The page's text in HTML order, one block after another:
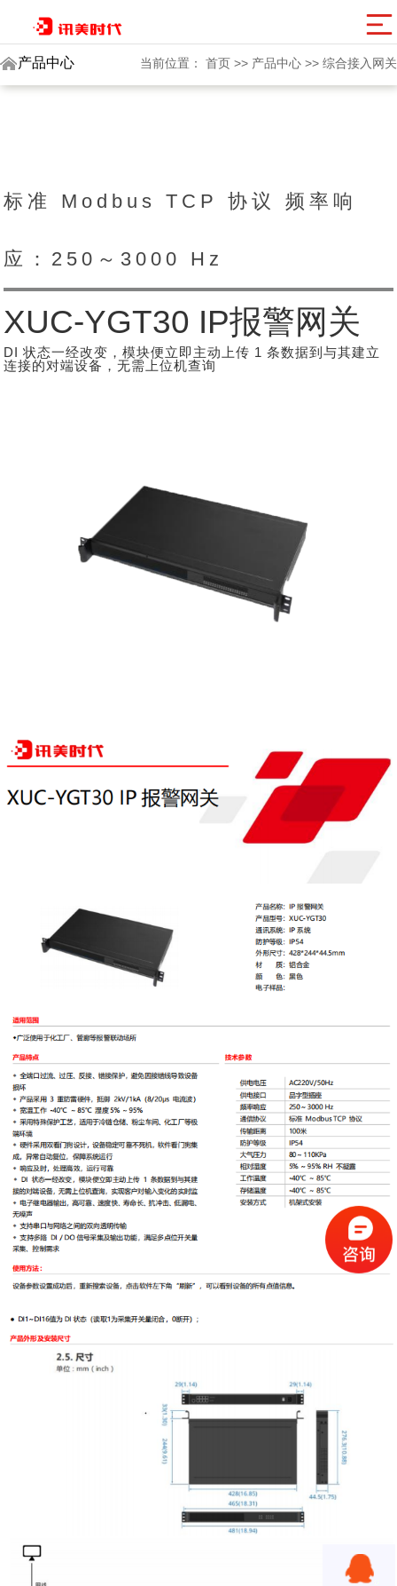
讯美网群
当前位置： 首页 >> 产品中心 >> 综合接入网关
产品中心
标准 Modbus TCP 协议 频率响
应：250～3000 Hz
XUC-YGT30 IP报警网关
DI 状态一经改变，模块便立即主动上传 1 条数据到与其建立
连接的对端设备，无需上位机查询